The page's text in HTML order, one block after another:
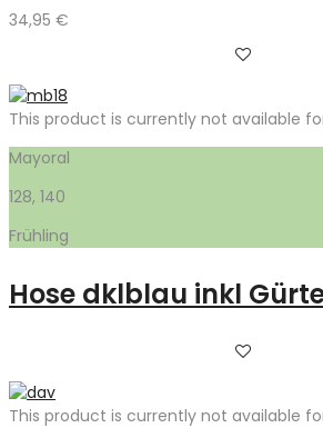
34,95 €
This product is currently not available
Mayoral
128, 140
Frühling
Hose dklblau inkl
This product is currently not available